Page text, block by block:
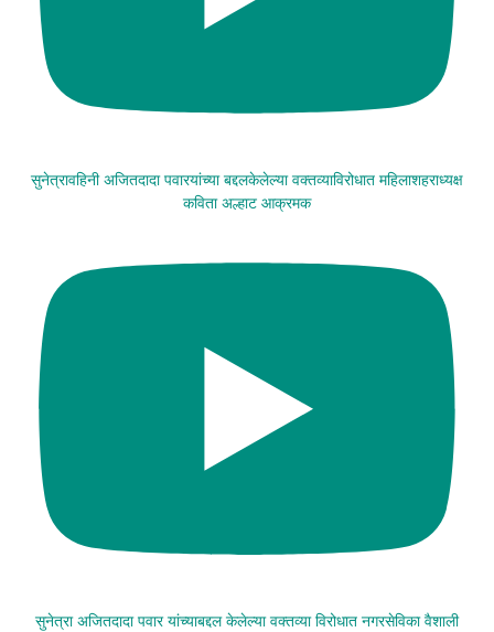
सुनेत्रावहिनी अजितदादा पवारयांच्या बद्दलकेलेल्या वक्तव्याविरोधात महिलाशहराध्यक्ष
कविता अल्हाट आक्रमक
सुनेत्रा अजितदादा पवार यांच्याबद्दल केलेल्या वक्तव्या विरोधात नगरसेविका वैशाली